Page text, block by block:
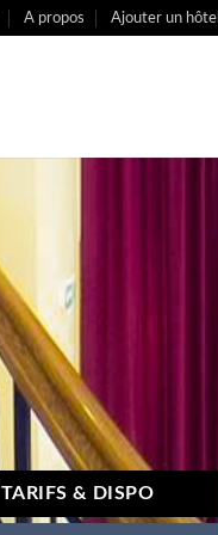
A propos Ajouter un hôtel
TARIFS & DISPO